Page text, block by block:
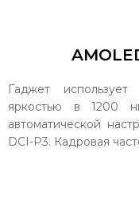
Гаджет
яркостью в 1200
автоматической
DCI-P3. Кадровая